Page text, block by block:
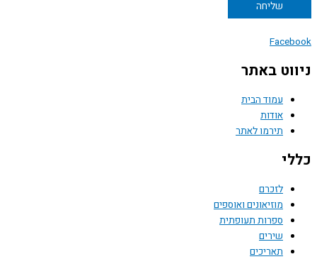
שליחה
Facebook
ניווט באתר
עמוד הבית
אודות
תירמו לאתר
כללי
לזכרם
מוזיאונים ואוספים
ספרות תעופתית
שירים
תאריכים